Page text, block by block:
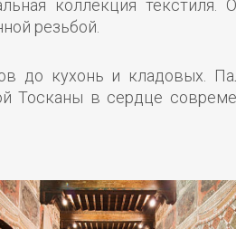
коллекция текстиля.
резьбой.
до кухонь и кладовых.
Тосканы в сердце